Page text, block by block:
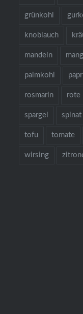
grünkohl
knoblauch
mandeln
palmkohl
rosmarin rote
spargel spinat
tofu tomate
wirsing